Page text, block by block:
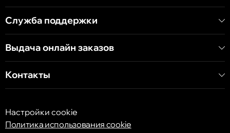
Кишинёв
ул. Арборилор 21, CC «Shopping MallDova»
Служба поддержки
Выдача онлайн заказов
Контакты
Настройки cookie
Политика использования cookie